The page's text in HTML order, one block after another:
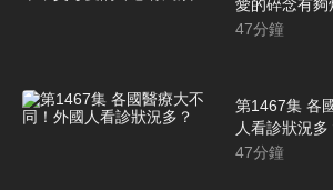
愛的碎念有夠
47分鐘
第1467集 各
人看診狀況多
47分鐘